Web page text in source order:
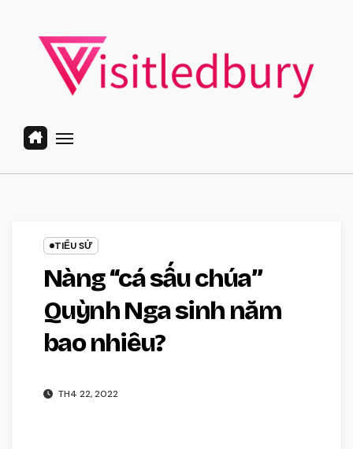
TIỂU SỬ
Nàng “cá sấu chúa”
Quỳnh Nga sinh năm
bao nhiêu?
TH4 22, 2022